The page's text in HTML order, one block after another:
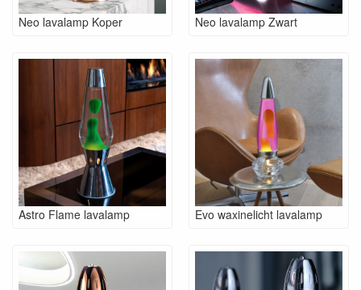
Neo lavalamp Koper Neo lavalamp Zwart
Astro Flame lavalamp Evo waxinelicht lavalamp